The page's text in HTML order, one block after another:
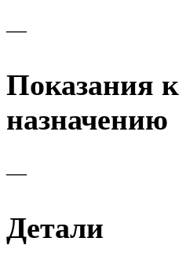
—
Показания к
назначению
—
Детали